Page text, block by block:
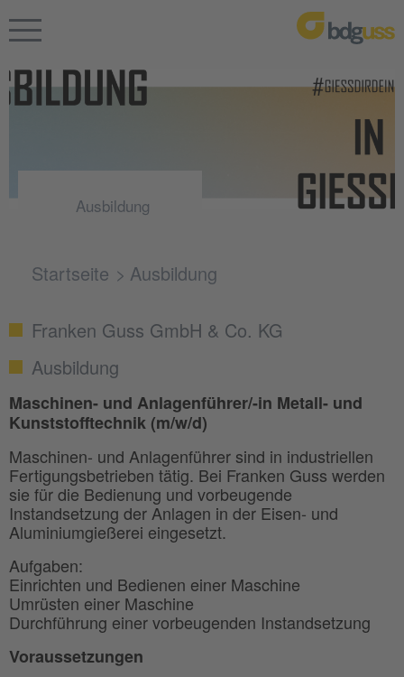
Ausbildung
Startseite Ausbildung
Franken Guss GmbH & Co. KG
Ausbildung
Maschinen- und Anlagenführer/-in Metall- und
Kunststofftechnik (m/w/d)
Maschinen- und Anlagenführer sind in industriellen
Fertigungsbetrieben tätig. Bei Franken Guss werden
sie für die Bedienung und vorbeugende
Instandsetzung der Anlagen in der Eisen- und
Aluminiumgießerei eingesetzt.
Aufgaben:
Einrichten und Bedienen einer Maschine
Umrüsten einer Maschine
Durchführung einer vorbeugenden Instandsetzung
Voraussetzungen